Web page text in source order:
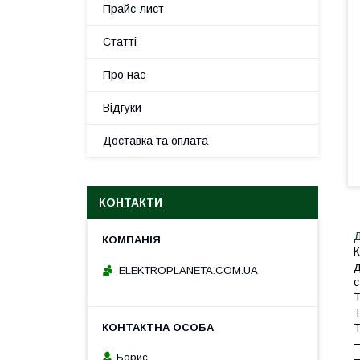
Прайс-лист
Статті
Про нас
Відгуки
Доставка та оплата
КОНТАКТИ
ELEKTROPLANETA.COM.UA
Борис